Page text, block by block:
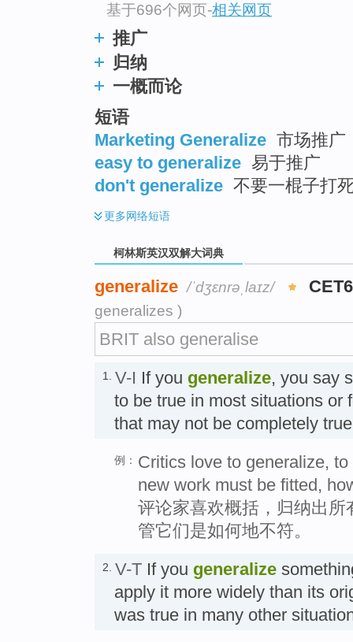
基于696个网页-相关网页
推广
归纳
一概而论
短语
Marketing Generalize 市场推广
easy to generalize 易于推广
don't generalize 不要一棍子打
更多网络短语
柯林斯英汉双解大词典
generalize /ˈdʒɛnrəˌlaɪz/ CET6
generalizes )
BRIT also generalise
1. V-I If you generalize, you say
to be true in most situations or
that may not be completely
例： Critics love to generalize,
new work must be fitted,
评论家喜欢概括，归纳出
管它们是如何地不符。
2. V-T If you generalize
apply it more widely than its
was true in many other